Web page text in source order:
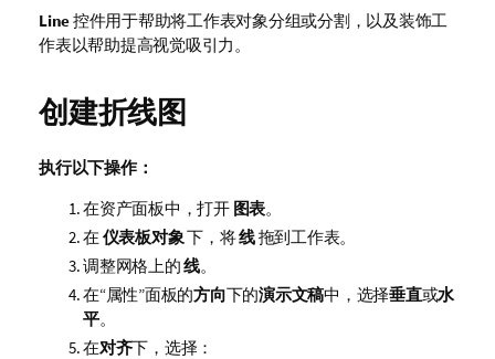
Line控件用于帮助将工作表对象分组或分割，以及装饰工
作表以帮助提高视觉吸引力。
创建折线图
执行以下操作：
在资产面板中，打开 图表。
在 仪表板对象下，将线拖到工作表。
调整网格上的线。
在“属性”面板的方向下的演示文稿中，选择垂直或水
平。
在对齐下，选择：